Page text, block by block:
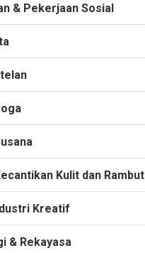
& Pekerjaan Sosial
Kulit dan Rambut
Kreatif
& Rekayasa